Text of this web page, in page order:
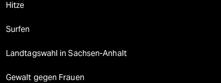
Hitze
Surfen
Landtagswahl in Sachsen-Anhalt
Gewalt gegen Frauen